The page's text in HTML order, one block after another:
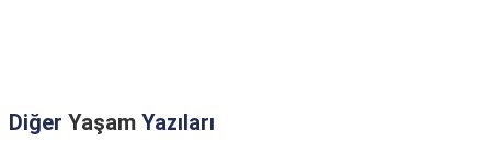
Diğer Yaşam Yazıları